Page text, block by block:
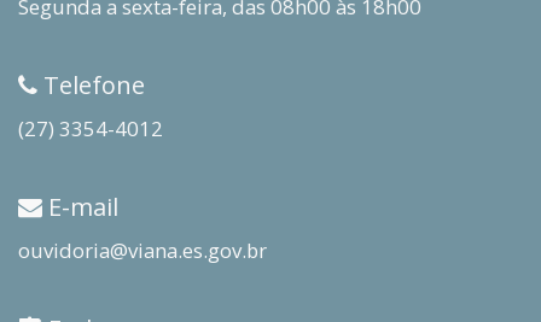
Segunda a sexta-feira, das 08h00 às 18h00
Telefone
(27) 3354-4012
E-mail
ouvidoria@viana.es.gov.br